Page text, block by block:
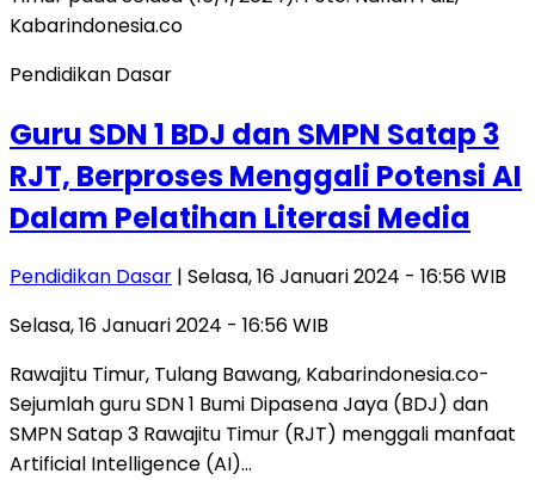
Pendidikan Dasar
Guru SDN 1 BDJ dan SMPN Satap 3
RJT, Berproses Menggali Potensi AI
Dalam Pelatihan Literasi Media
Pendidikan Dasar | Selasa, 16 Januari 2024 - 16:56 WIB
Selasa, 16 Januari 2024 - 16:56 WIB
Rawajitu Timur, Tulang Bawang, Kabarindonesia.co-
Sejumlah guru SDN 1 Bumi Dipasena Jaya (BDJ) dan
SMPN Satap 3 Rawajitu Timur (RJT) menggali manfaat
Artificial Intelligence (AI)…